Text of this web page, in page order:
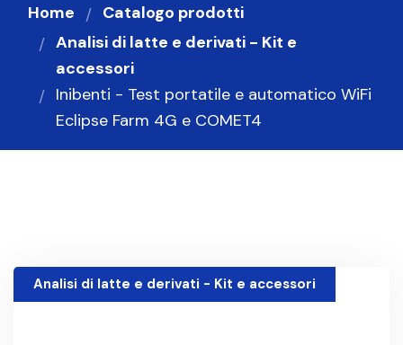
Home
Catalogo prodotti
Analisi di latte e derivati - Kit e
accessori
Inibenti - Test portatile e automatico WiFi
Eclipse Farm 4G e COMET4
Analisi di latte e derivati - Kit e accessori
30 Novembre 1999